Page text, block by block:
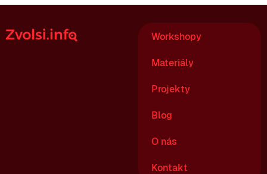
Workshopy
Materiály
Projekty
Blog
O nás
Kontakt